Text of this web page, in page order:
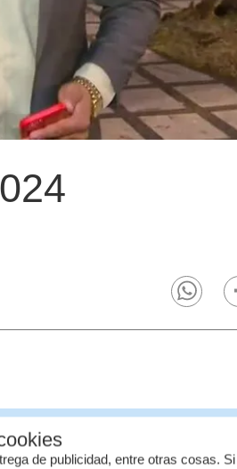
de publicidad, entre otras cosas. Si